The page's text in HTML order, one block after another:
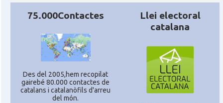
Catalanets E.V.
Casal Centre Català de Munic
Casal Centre Cultural Català de Colònia
75.000Contactes
Des del 2005,hem recopilat
gairebé 80.000 contactes de
catalans i catalanòfils d'arreu
del món.
Llei electoral
catalana